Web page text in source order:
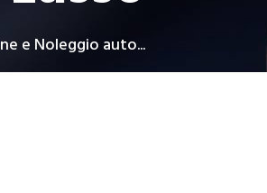
e Noleggio auto...